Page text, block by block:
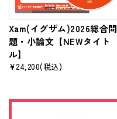
Xam(イグザム)2026総合問
題・小論文【NEWタイト
ル】
¥24,200(税込)